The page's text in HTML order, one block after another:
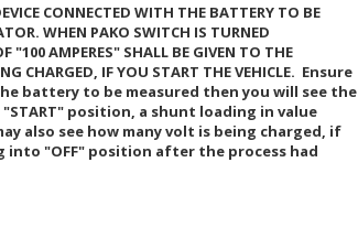
CONNECTED WITH THE BATTERY TO BE
WHEN PAKO SWITCH IS TURNED
"100 AMPERES"SHALL BE GIVEN TO THE
CHARGED, IF YOU START THE VEHICLE. Ensure
battery to be measured then you will see the
"START"position, a shunt loading in value
also see how many volt is being charged, if
into "OFF"position after the process had